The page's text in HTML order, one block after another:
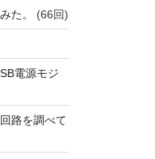
た。 (66回)
電源モジ
路を調べて